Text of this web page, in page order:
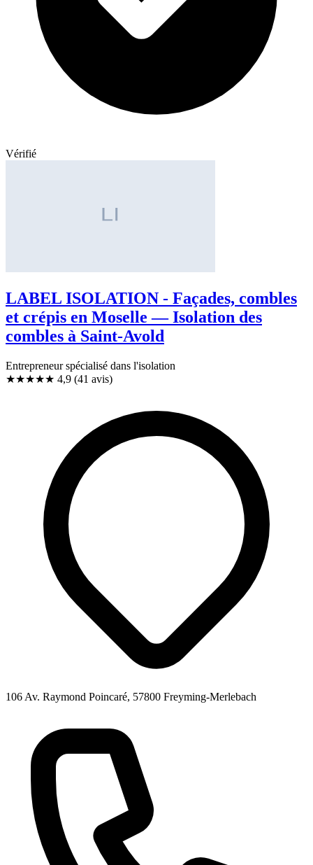
Vérifié
LABEL ISOLATION - Façades, combles
et crépis en Moselle — Isolation des
combles à Saint-Avold
Entrepreneur spécialisé dans l'isolation
★★★★★ 4,9 (41 avis)
106 Av. Raymond Poincaré, 57800 Freyming-Merlebach